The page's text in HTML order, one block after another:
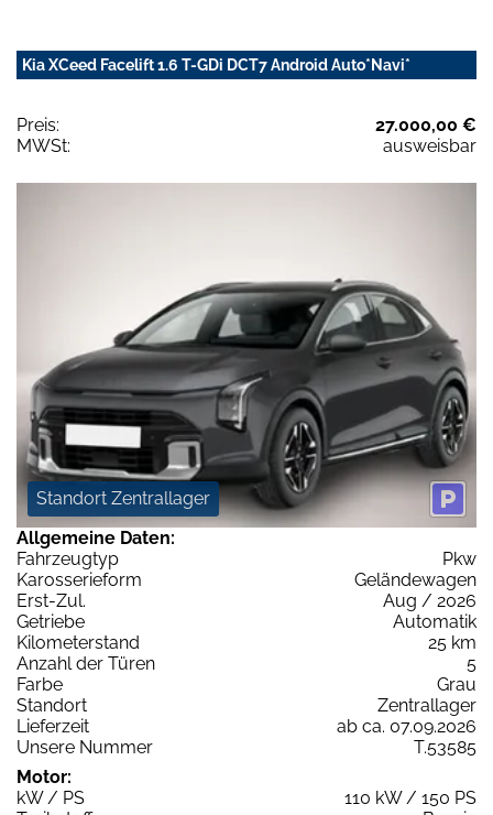
Kia XCeed Facelift 1.6 T-GDi DCT7 Android Auto*Navi*
Preis:
27.000,00 €
MWSt:
ausweisbar
Standort Zentrallager
Allgemeine Daten:
Fahrzeugtyp
Pkw
Karosserieform
Geländewagen
Erst-Zul.
Aug / 2026
Getriebe
Automatik
Kilometerstand
25 km
Anzahl der Türen
5
Farbe
Grau
Standort
Zentrallager
Lieferzeit
ab ca. 07.09.2026
Unsere Nummer
T.53585
Motor:
kW / PS
110 kW / 150 PS